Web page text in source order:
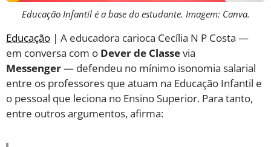
Educação Infantil é a base do estudante. Imagem: Canva.
Educação | A educadora carioca Cecília N P Costa —
em conversa com o Deverde Classevia
Messenger— defendeu no mínimo isonomia salarial
entre os professores que atuam na Educação Infantil e
o pessoal que leciona no Ensino Superior. Para tanto,
entre outros argumentos, afirma: